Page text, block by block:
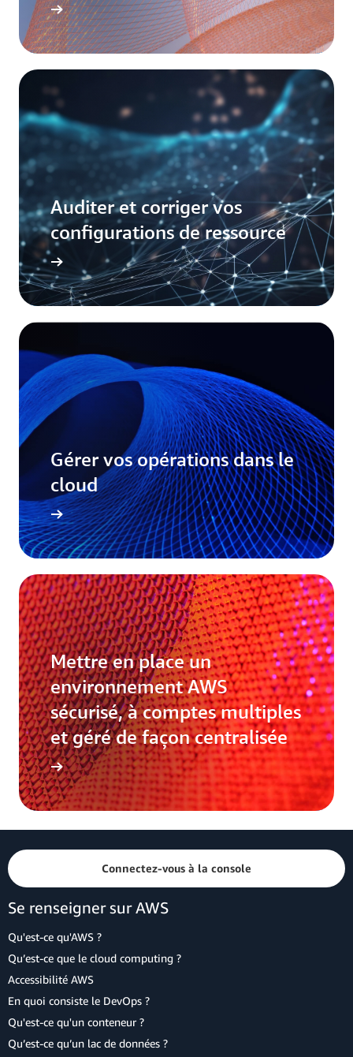
Auditer et corriger vos
configurations de ressource
Gérer vos opérations dans le
cloud
Mettre en place un
environnement AWS
sécurisé, à comptes multiples
et géré de façon centralisée
Connectez-vous à la console
Se renseigner sur AWS
Qu'est-ce qu'AWS ?
Qu’est-ce que le cloud computing ?
Accessibilité AWS
En quoi consiste le DevOps ?
Qu'est-ce qu'un conteneur ?
Qu’est-ce qu’un lac de données ?